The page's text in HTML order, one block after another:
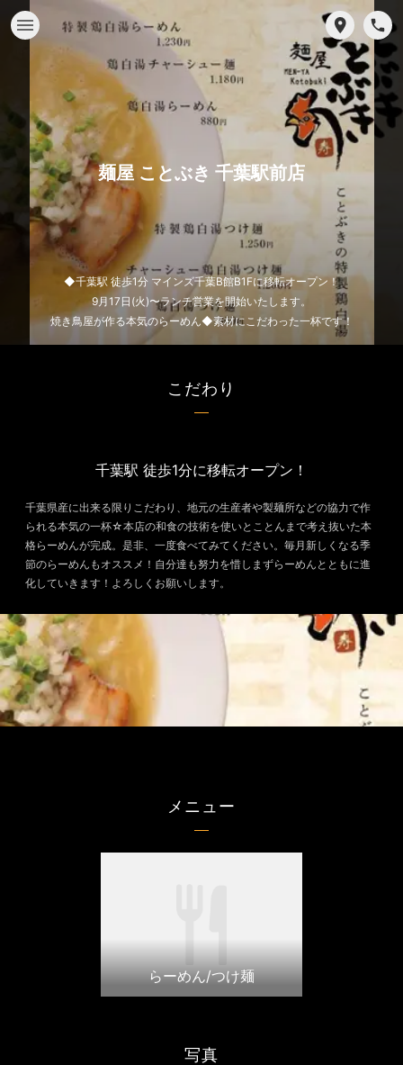
麺屋 ことぶき 千葉駅前店
◆千葉駅 徒歩1分 マインズ千葉B館B1Fに移転オープン！
9月17日(火)〜ランチ営業を開始いたします。
焼き鳥屋が作る本気のらーめん◆素材にこだわった一杯です！
こだわり
千葉駅 徒歩1分に移転オープン！
千葉県産に出来る限りこだわり、地元の生産者や製麺所などの協力で作
られる本気の一杯☆本店の和食の技術を使いとことんまで考え抜いた本
格らーめんが完成。是非、一度食べてみてください。毎月新しくなる季
節のらーめんもオススメ！自分達も努力を惜しまずらーめんとともに進
化していきます！よろしくお願いします。
メニュー
らーめん/つけ麺
写真